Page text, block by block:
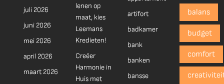
juli 2026
juni 2026
mei 2026
april 2026
maart 2026
lenen op
maat, kies
Leemans
Kredieten!
Creëer
Harmonie in
Huis met
artifort
badkamer
bank
banken
bansse
balans
budget
comfort